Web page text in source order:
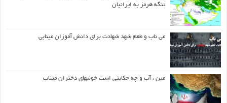
تنگه هرمز به ایرانیان
می ناب و طعم شهد شهادت برای دانش آموزان مینابی
مین ، آب و چه حکایتی است خونبهای دختران میناب